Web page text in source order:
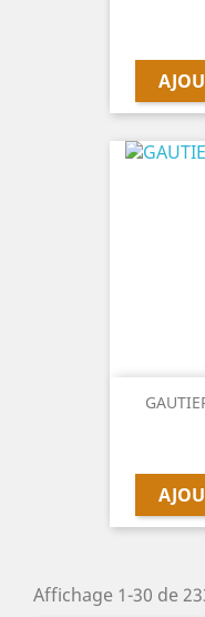
Affichage 1-30 de